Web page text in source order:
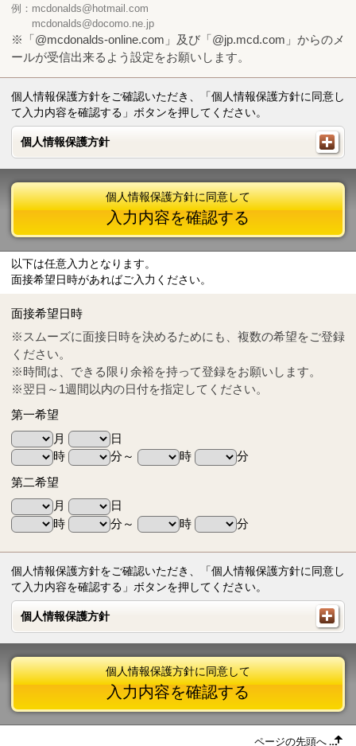
例：mcdonalds@hotmail.com
mcdonalds@docomo.ne.jp
※「@mcdonalds-online.com」及び「@jp.mcd.com」からのメ
ールが受信出来るよう設定をお願いします。
個人情報保護方針をご確認いただき、「個人情報保護方針に同意し
て入力内容を確認する」ボタンを押してください。
個人情報保護方針
個人情報保護方針
Tel
0570-55-0314
個人情報保護方針に同意して
入力内容を確認する
以下は任意入力となります。
面接希望日時があればご入力ください。
面接希望日時
※スムーズに面接日時を決めるためにも、複数の希望をご登録
ください。
※時間は、できる限り余裕を持って登録をお願いします。
※翌日～1週間以内の日付を指定してください。
第一希望
月
日
時
分～ 時
分
第二希望
月
日
時
分～ 時 分
個人情報保護方針をご確認いただき、「個人情報保護方針に同意し
て入力内容を確認する」ボタンを押してください。
個人情報保護方針
個人情報保護方針
個人情報保護方針に同意して
入力内容を確認する
ページの先頭へ